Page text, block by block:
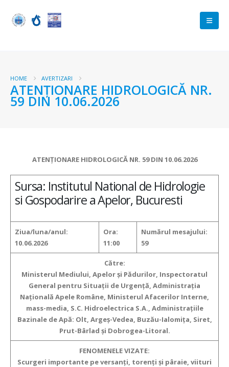
HOME AVERTIZARI
ATENŢIONARE HIDROLOGICĂ NR.
59 DIN 10.06.2026
ATENŢIONARE HIDROLOGICĂ NR. 59 DIN 10.06.2026
Sursa: Institutul National de Hidrologie
si Gospodarire a Apelor, Bucuresti
Ziua/luna/anul:
10.06.2026
Ora:
11:00
Numărul mesajului:
59
Către:
Ministerul Mediului, Apelor și Pădurilor, Inspectoratul
General pentru Situații de Urgență, Administrația
Națională Apele Române, Ministerul Afacerilor Interne,
mass-media, S.C. Hidroelectrica S.A., Administrațiile
Bazinale de Apă: Olt, Argeş-Vedea, Buzău-Ialomiţa, Siret,
Prut-Bârlad şi Dobrogea-Litoral.
FENOMENELE VIZATE:
Scurgeri importante pe versanți, torenți și pâraie, viituri